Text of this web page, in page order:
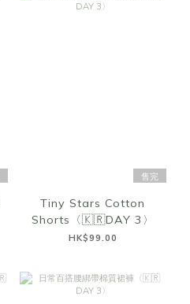
售完
Tiny Stars Cotton
Shorts〈🇰🇷DAY 3〉
HK$99.00